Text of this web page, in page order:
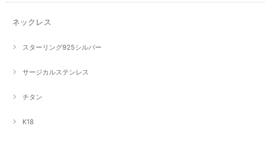
ネックレス
スターリング925シルバー
サージカルステンレス
チタン
K18